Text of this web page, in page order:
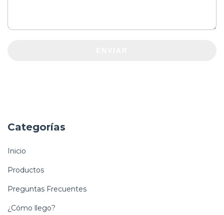
Categorías
Inicio
Productos
Preguntas Frecuentes
¿Cómo llego?